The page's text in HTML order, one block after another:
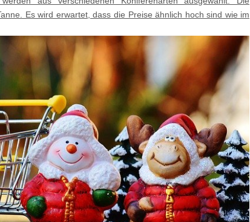
Es wird erwartet, dass die Preise ähnlich hoch sind wie im